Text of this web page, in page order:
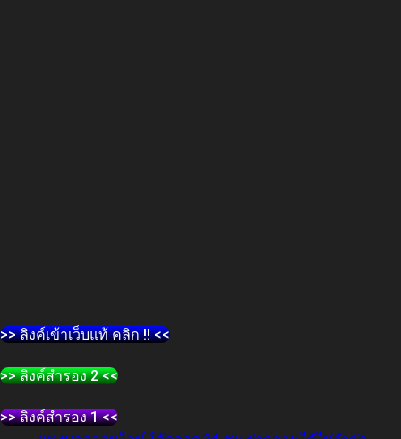
>> ลิงค์เข้าเว็บแท้ คลิก !! <<
>> ลิงค์สำรอง 2 <<
>> ลิงค์สำรอง 1 <<